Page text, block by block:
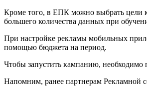
Кроме того, в ЕПК можно выбрать цели
большего количества данных при
При настройке рекламы мобильных
помощью бюджета на период.
Чтобы запустить кампанию, необходимо
Напомним, ранее партнерам Рекламной